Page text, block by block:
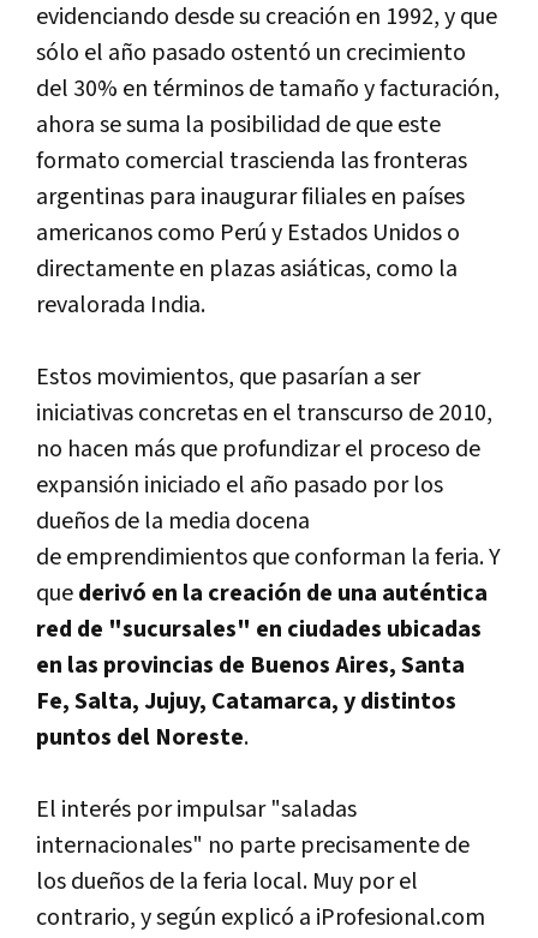
evidenciando desde su creación en 1992, y que
sólo el año pasado ostentó un crecimiento
del 30% en términos de tamaño y facturación,
ahora se suma la posibilidad de que este
formato comercial trascienda las fronteras
argentinas para inaugurar filiales en paí­ses
americanos como Perú y Estados Unidos o
directamente en plazas asiáticas, como la
revalorada India.
Estos movimientos, que pasarí­an a ser
iniciativas concretas en el transcurso de 2010,
no hacen más que profundizar el proceso de
expansión iniciado el año pasado por los
dueños de la media docena
de emprendimientos que conforman la feria. Y
quederivó en la creación de una auténtica
red de "sucursales" en ciudades ubicadas
en las provincias de Buenos Aires, Santa
Fe, Salta, Jujuy, Catamarca, y distintos
puntos del Noreste.
El interés por impulsar "saladas
internacionales" no parte precisamente de
los dueños de la feria local. Muy por el
contrario, y según explicó a iProfesional.com